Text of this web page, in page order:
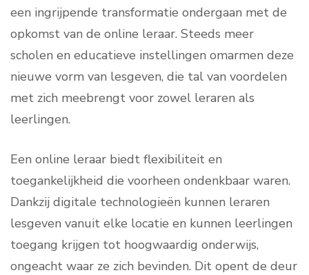
een ingrijpende transformatie ondergaan met de
opkomst van de online leraar. Steeds meer
scholen en educatieve instellingen omarmen deze
nieuwe vorm van lesgeven, die tal van voordelen
met zich meebrengt voor zowel leraren als
leerlingen.
Een online leraar biedt flexibiliteit en
toegankelijkheid die voorheen ondenkbaar waren.
Dankzij digitale technologieën kunnen leraren
lesgeven vanuit elke locatie en kunnen leerlingen
toegang krijgen tot hoogwaardig onderwijs,
ongeacht waar ze zich bevinden. Dit opent de deur